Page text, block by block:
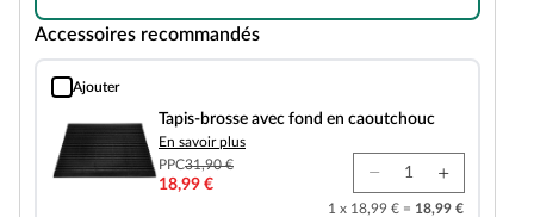
Accessoires recommandés
Ajouter
Tapis-brosse avec fond en caoutchouc
Tapis-brosse avec fond en caoutchouc
En savoir plus
PPC31,90 €
18,99 €
1 x 18,99 € = 18,99 €